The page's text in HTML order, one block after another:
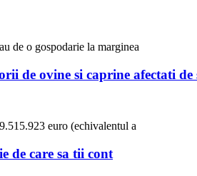
de o gospodarie la marginea
de ovine si caprine afectati de
euro (echivalentul a
de care sa tii cont